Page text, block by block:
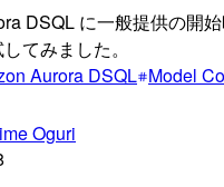
DSQL に一般提供の開
てみました。
Aurora DSQL Model
Oguri